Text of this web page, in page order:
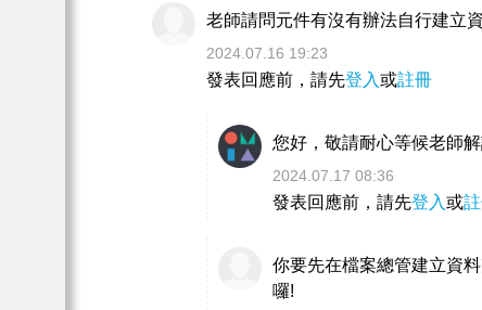
老師請問元件有沒有辦法自行建立
2024.07.16 19:23
發表回應前，請先登入或註冊
您好，敬請耐心等候老師
2024.07.17 08:36
發表回應前，請先登入或
你要先在檔案總管建立資
囉!